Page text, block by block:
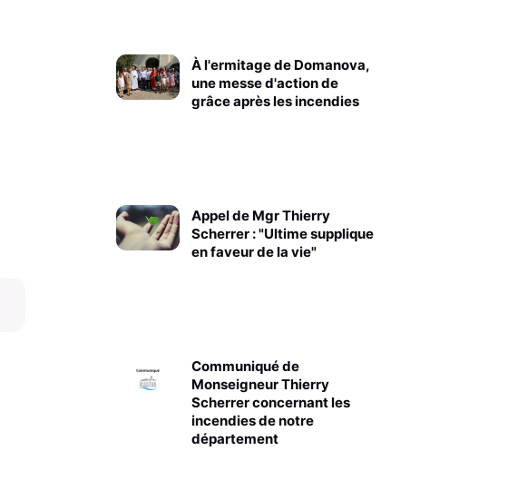
À l'ermitage de Domanova,
une messe d'action de
grâce après les incendies
Appel de Mgr Thierry
Scherrer : "Ultime supplique
en faveur de la vie"
Communiqué de
Monseigneur Thierry
Scherrer concernant les
incendies de notre
département